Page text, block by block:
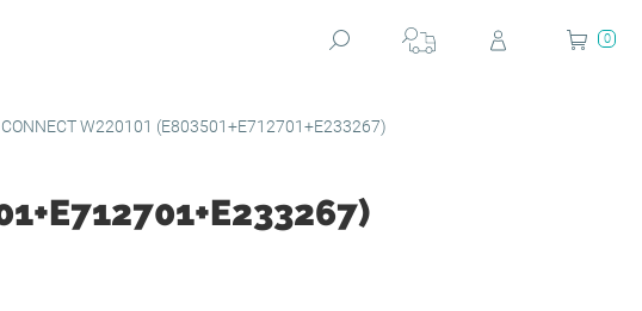
0
W220101 (E803501+E712701+E233267)